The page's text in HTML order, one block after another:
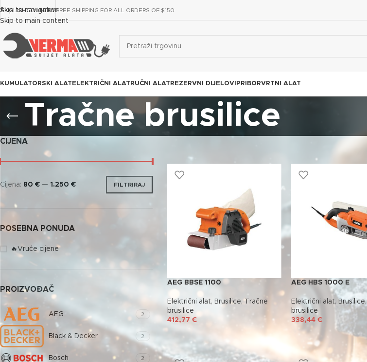
Skip to navigation
Skip to main content
ENGLISHCOUNTRYFREE SHIPPING FOR ALL ORDERS OF $150
ALAT ELEKTRIČNI ALAT RUČNI ALAT REZERVNI DIJELOVI PRIBORVRTNI ALAT
Tračne brusilice
CIJENA
FILTRIRAJ
Cijena: 80 € — 1.250 €
POSEBNA PONUDA
🔥Vruće cijene
PROIZVOĐAČ
AEG 2
Black & Decker 2
Bosch 2
AEG BBSE 1100
Električni alat, Brusilice, Tračne
brusilice
412,77 €
AEG HBS 1000 E
Električni alat, Brusilice,
brusilice
338,44 €